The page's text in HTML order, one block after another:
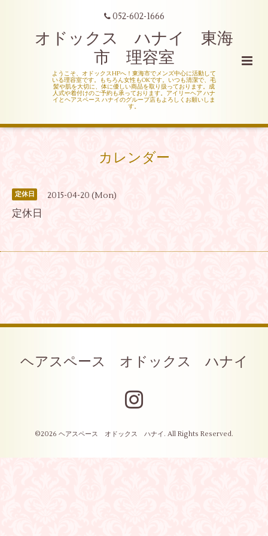
052-602-1666
オドックス ハナイ 東海
市 理容室
ようこそ、オドックスHPへ！東海市でメンズ中心に活動して
いる理容室です。もちろん女性もOKです。いつも清潔で、毛
髪や肌を大切に、体に優しい商品を取り扱っております。成
人式や着付けのご予約も承っております。アイリーヘア ハナ
イとヘアスペース ハナイのグループ店もよろしくお願いしま
す。
カレンダー
定休日 2015-04-20 (Mon)
定休日
ヘアスペース オドックス ハナイ
©2026 ヘアスペース オドックス ハナイ . All Rights Reserved.